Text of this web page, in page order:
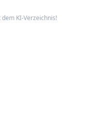
KI-Verzeichnis!